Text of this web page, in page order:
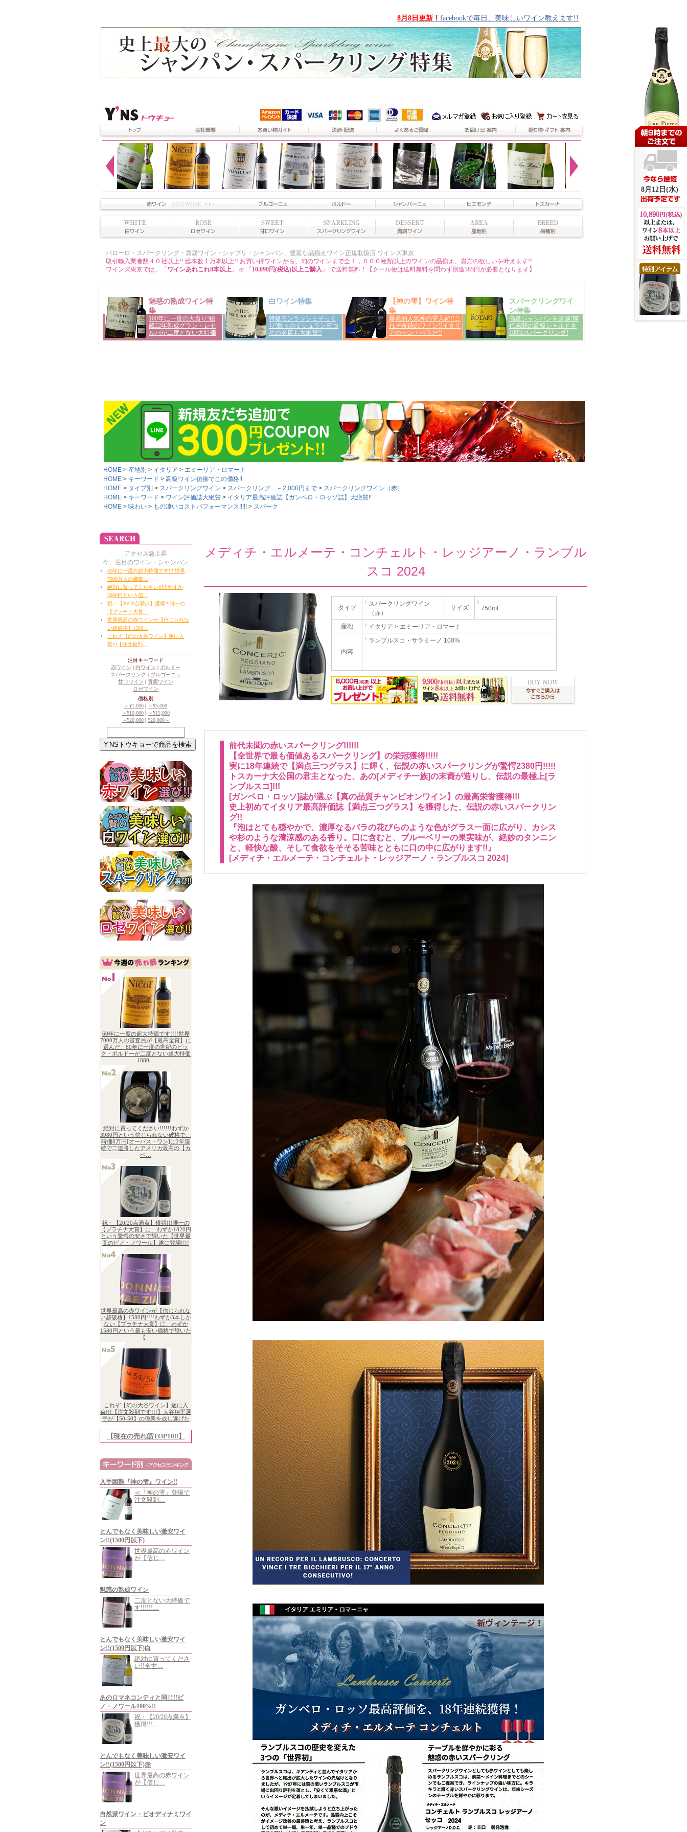
HOME 産地別 イタリア
エミーリア・ロマーナ
HOME
キーワード
高級ワイン彷彿でこの価格!!
HOME
タイプ別 スパークリングワイン スパークリング ～2,000円まで
スパークリングワイン（赤）
HOME
キーワード ワイン評価誌大絶賛
イタリア最高評価誌【ガンベロ・ロッソ誌】大絶賛!!
HOME
味わい もの凄いコストパフォーマンス!!!!! スパーク
メディチ・エルメーテ・コンチェルト・レッジアーノ・ランブル
スコ 2024
タイプ
スパークリングワイン
（赤）
サイズ 750ml
産地 イタリア > エミーリア・ロマーナ
内容
ランブルスコ・サラミーノ 100%
前代未聞の赤いスパークリング!!!!!!
【全世界で最も価値あるスパークリング】の栄冠獲得!!!!!
実に18年連続で【満点三つグラス】に輝く、伝説の赤いスパークリングが驚愕2380円!!!!!
トスカーナ大公国の君主となった、あの[メディチ一族]の末裔が造りし、伝説の最極上[ラ
ンブルスコ]!!!
[ガンベロ・ロッソ]誌が選ぶ【真の品質チャンピオンワイン】の最高栄誉獲得!!!
史上初めてイタリア最高評価誌【満点三つグラス】を獲得した、伝説の赤いスパークリン
グ!!
『泡はとても穏やかで、濃厚なるバラの花びらのような色がグラス一面に広がり、カシス
や杉のような清涼感のある香り。口に含むと、ブルーベリーの果実味が、絶妙のタンニン
と、軽快な酸、そして食欲をそそる苦味とともに口の中に広がります!!』
[メディチ・エルメーテ・コンチェルト・レッジアーノ・ランブルスコ 2024]